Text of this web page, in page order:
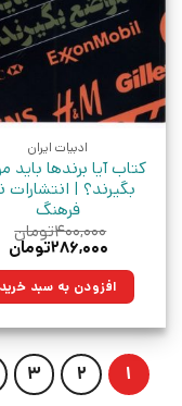
ادبیات ایران
کتاب آیا برندها
بگیرند؟ | انتشارات
فرهنگ
۴۰۰,۰۰۰تومان
قیمت
۴۰۰,۰۰۰تومان
بود.
۲۸۶,۰۰۰تومان
افزودن به سبد خرید
1
2
3